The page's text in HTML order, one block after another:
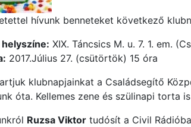
hívunk benneteket következő
XIX. Táncsics M. u. 7. 1. em.
2017.Július 27. (csütörtök) 15 óra
klubnapjainkat a Családsegítő
óta. Kellemes zene és szülinapi torta
Ruzsa Viktor tudósít a Civil